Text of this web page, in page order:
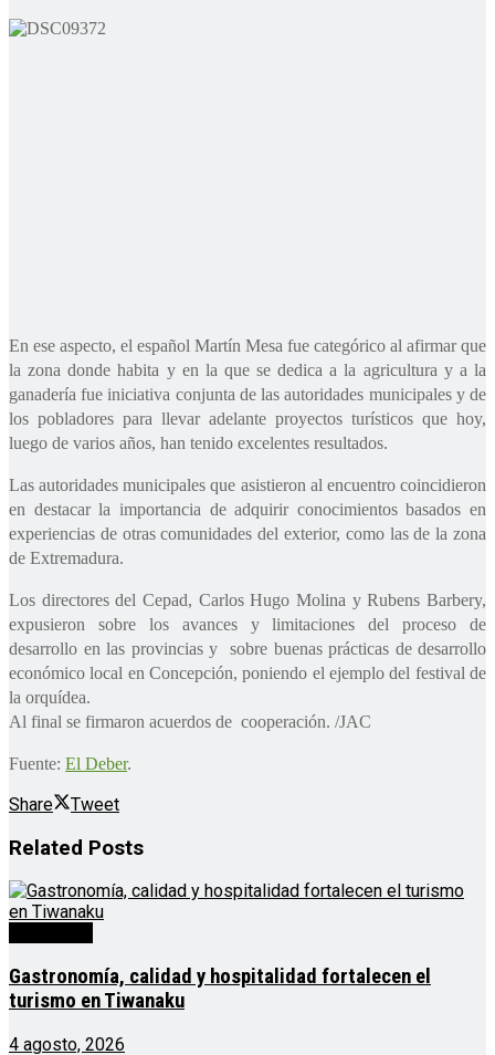
En ese aspecto, el español Martín Mesa fue categórico al afirmar que
la zona donde habita y en la que se dedica a la agricultura y a la
ganadería fue iniciativa conjunta de las autoridades municipales y de
los pobladores para llevar adelante proyectos turísticos que hoy,
luego de varios años, han tenido excelentes resultados.
Las autoridades municipales que asistieron al encuentro coincidieron
en destacar la importancia de adquirir conocimientos basados en
experiencias de otras comunidades del exterior, como las de la zona
de Extremadura.
Los directores del Cepad, Carlos Hugo Molina y Rubens Barbery,
expusieron sobre los avances y limitaciones del proceso de
desarrollo en las provincias y sobre buenas prácticas de desarrollo
económico local en Concepción, poniendo el ejemplo del festival de
la orquídea.
Al final se firmaron acuerdos de cooperación. /JAC
Fuente: El Deber.
Share Tweet
Related Posts
Gastronomía, calidad y hospitalidad fortalecen el
turismo en Tiwanaku
4 agosto, 2026